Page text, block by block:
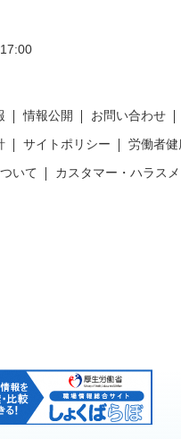
情報公開
お問い合わせ
サイトポリシー
労働者
いて
カスタマー・ハラス